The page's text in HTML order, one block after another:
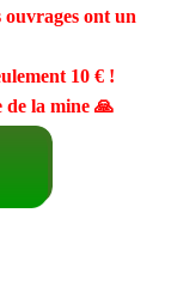
ouvrages ont un
10 €!
la mine 🙏